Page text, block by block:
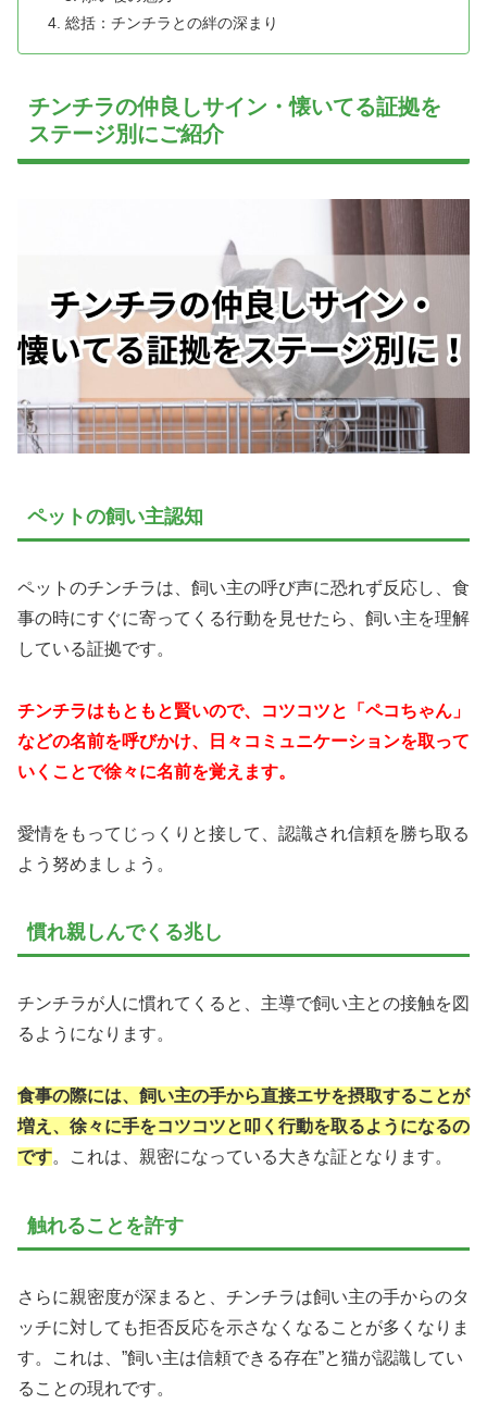
総括：チンチラとの絆の深まり
チンチラの仲良しサイン・懐いてる証拠を
ステージ別にご紹介
ペットの飼い主認知
ペットのチンチラは、飼い主の呼び声に恐れず反応し、食
事の時にすぐに寄ってくる行動を見せたら、飼い主を理解
している証拠です。
チンチラはもともと賢いので、コツコツと「ペコちゃん」
などの名前を呼びかけ、日々コミュニケーションを取って
いくことで徐々に名前を覚えます。
愛情をもってじっくりと接して、認識され信頼を勝ち取る
よう努めましょう。
慣れ親しんでくる兆し
チンチラが人に慣れてくると、主導で飼い主との接触を図
るようになります。
食事の際には、飼い主の手から直接エサを摂取することが
増え、徐々に手をコツコツと叩く行動を取るようになるの
です。これは、親密になっている大きな証となります。
触れることを許す
さらに親密度が深まると、チンチラは飼い主の手からのタ
ッチに対しても拒否反応を示さなくなることが多くなりま
す。これは、”飼い主は信頼できる存在”と猫が認識してい
ることの現れです。